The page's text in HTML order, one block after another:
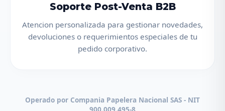
Soporte Post-Venta B2B
Atencion personalizada para gestionar novedades,
devoluciones o requerimientos especiales de tu
pedido corporativo.
Operado por Compania Papelera Nacional SAS - NIT